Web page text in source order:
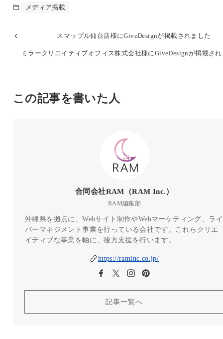
メディア掲載
スマップル仙台店様にGiveDesignが掲載されました
ミラークリエイティブオフィス株式会社様にGiveDesignが掲載さ
この記事を書いた人
合同会社RAM（RAM Inc.）
RAM編集部
沖縄県を拠点に、Webサイト制作やWebマーケティング、ライ
バーマネジメント事業を行っている会社です。これらクリエ
イティブな事業を軸に、後方支援を行います。
https://raminc.co.jp/
記事一覧へ